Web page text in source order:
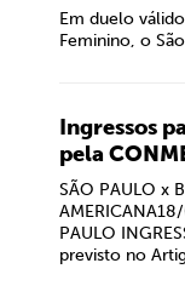
Em duelo
Feminino, o
Ingressos
pela
SÃO PAULO x
PAULO
previsto no